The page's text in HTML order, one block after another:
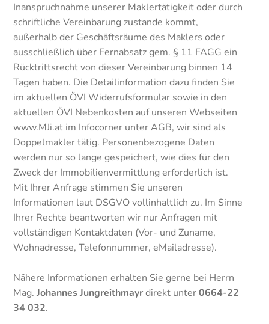
Inanspruchnahme unserer Maklertätigkeit oder durch
schriftliche Vereinbarung zustande kommt,
außerhalb der Geschäftsräume des Maklers oder
ausschließlich über Fernabsatz gem. § 11 FAGG ein
Rücktrittsrecht von dieser Vereinbarung binnen 14
Tagen haben. Die Detailinformation dazu finden Sie
im aktuellen ÖVI Widerrufsformular sowie in den
aktuellen ÖVI Nebenkosten auf unseren Webseiten
www.MJi.at im Infocorner unter AGB, wir sind als
Doppelmakler tätig. Personenbezogene Daten
werden nur so lange gespeichert, wie dies für den
Zweck der Immobilienvermittlung erforderlich ist.
Mit Ihrer Anfrage stimmen Sie unseren
Informationen laut DSGVO vollinhaltlich zu. Im Sinne
Ihrer Rechte beantworten wir nur Anfragen mit
vollständigen Kontaktdaten (Vor- und Zuname,
Wohnadresse, Telefonnummer, eMailadresse).
Nähere Informationen erhalten Sie gerne bei Herrn
Mag.Johannes Jungreithmayrdirekt unter0664-22
34 032.